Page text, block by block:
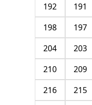
191
192
197
198
203
204
209
210
215
216